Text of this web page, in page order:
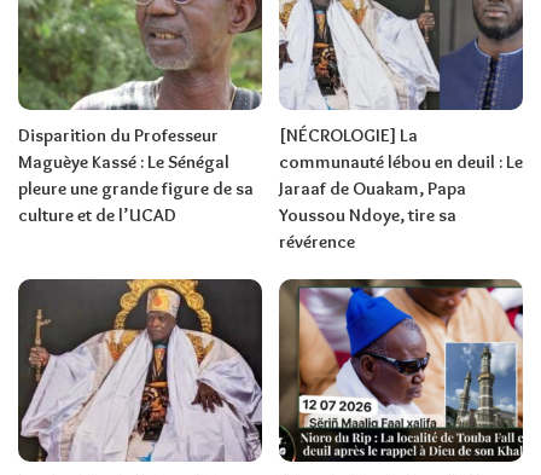
Disparition du Professeur
Maguèye Kassé : Le Sénégal
pleure une grande figure de sa
culture et de l’UCAD
[NÉCROLOGIE] La
communauté lébou en deuil : Le
Jaraaf de Ouakam, Papa
Youssou Ndoye, tire sa
révérence